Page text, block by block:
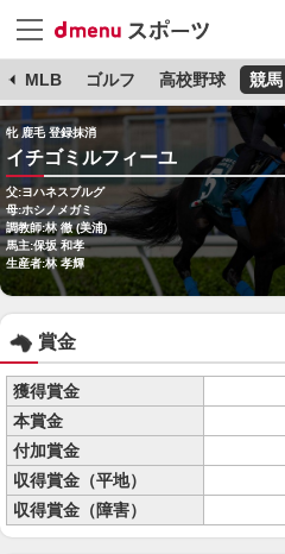
MLB ゴルフ 高校野球 競馬
牝 鹿毛 登録抹消
イチゴミルフィーユ
父:ヨハネスブルグ
母:ホシノメガミ
調教師:林 徹 (美浦)
馬主:保坂 和孝
生産者:林 孝輝
賞金
獲得賞金
本賞金
付加賞金
収得賞金（平地）
収得賞金（障害）